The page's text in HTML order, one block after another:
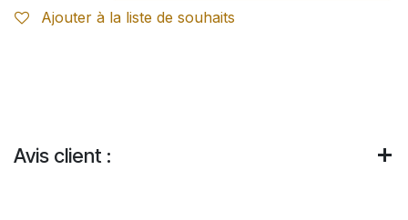
Ajouter à la liste de souhaits
Avis client :